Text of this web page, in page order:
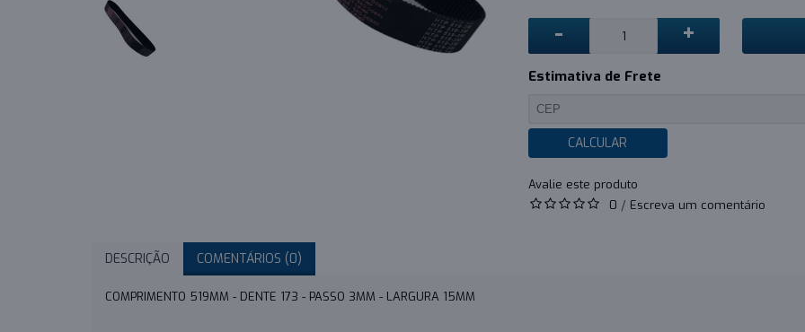
- +
Estimativa de Frete
CALCULAR
0 / Escreva um comentário
DESCRIÇÃO COMENTÁRIOS (0)
COMPRIMENTO 519MM - DENTE 173 - PASSO 3MM - LARGURA 15MM